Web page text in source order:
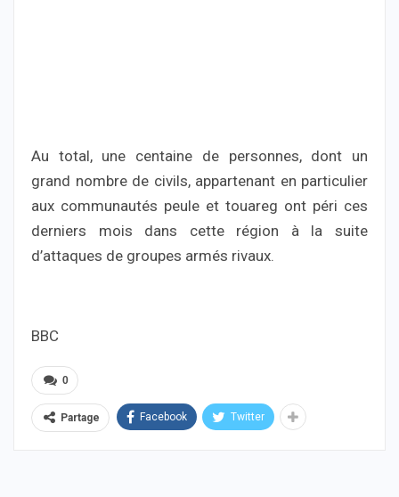
Au total, une centaine de personnes, dont un
grand nombre de civils, appartenant en particulier
aux communautés peule et touareg ont péri ces
derniers mois dans cette région à la suite
d’attaques de groupes armés rivaux.
BBC
0
Partage Facebook Twitter